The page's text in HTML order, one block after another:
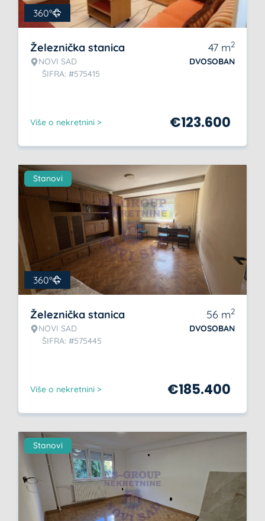
360°
Železnička stanica
NOVI SAD
ŠIFRA: #575415
47 m2
DVOSOBAN
Više o nekretnini > €123.600
Stanovi
360°
Železnička stanica
NOVI SAD
ŠIFRA: #575445
56 m2
DVOSOBAN
Više o nekretnini > €185.400
Stanovi